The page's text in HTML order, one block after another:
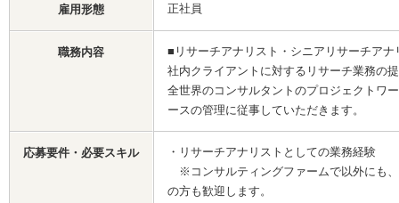
雇用形態 正社員
職務内容
■リサーチアナリスト・シニアリサーチアナ
社内クライアントに対するリサーチ業務の
全世界のコンサルタントのプロジェクトワ
ースの管理に従事していただきます。
応募要件・必要スキル
・リサーチアナリストとしての業務経験
※コンサルティングファームで以外にも
の方も歓迎します。